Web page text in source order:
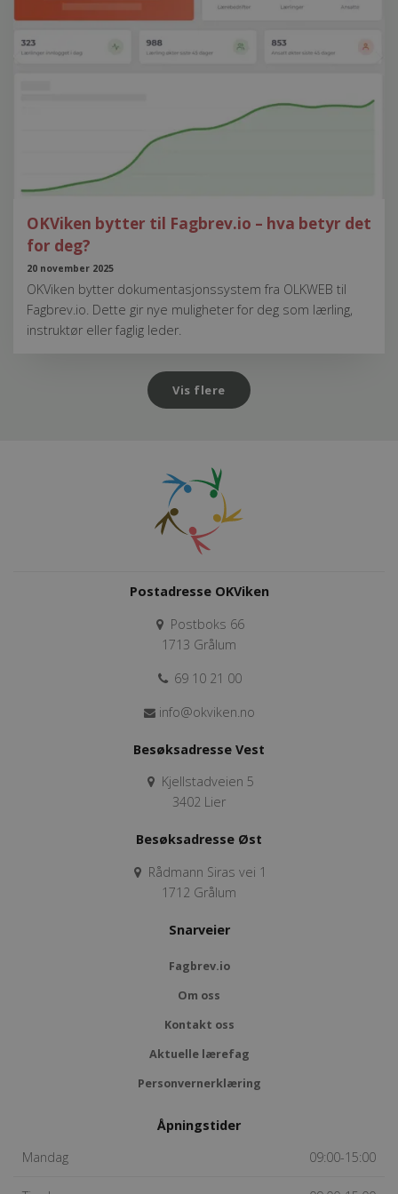
OKViken bytter til Fagbrev.io – hva betyr det
for deg?
20 november 2025
OKViken bytter dokumentasjonssystem fra OLKWEB til
Fagbrev.io. Dette gir nye muligheter for deg som lærling,
instruktør eller faglig leder.
Vis flere
Postadresse OKViken
Postboks 66
1713 Grålum
69 10 21 00
info@okviken.no
Besøksadresse Vest
Kjellstadveien 5
3402 Lier
Besøksadresse Øst
Rådmann Siras vei 1
1712 Grålum
Snarveier
Fagbrev.io
Om oss
Kontakt oss
Aktuelle lærefag
Personvernerklæring
Åpningstider
09:00-15:00
Mandag